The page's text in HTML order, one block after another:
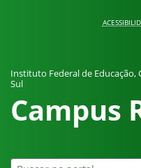
Instituto Federal de Educação,
Sul
Campus